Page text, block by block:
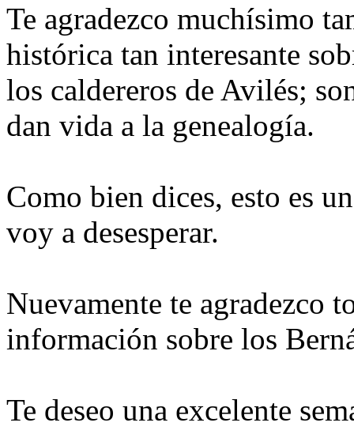
Te agradezco muchísimo
histórica tan interesante
los caldereros de Avilés;
dan vida a la genealogía.
Como bien dices, esto es
voy a desesperar.
Nuevamente te agradezco
información sobre los
Te deseo una excelente